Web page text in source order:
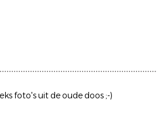
foto's uit de oude doos ;-)